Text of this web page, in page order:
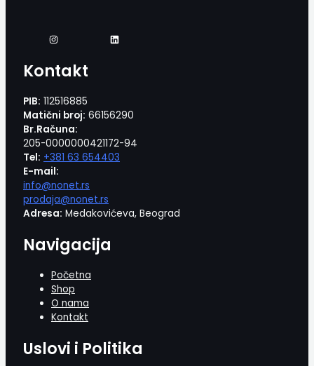
Kontakt
PIB: 112516885
Matični broj: 66156290
Br.Računa:
205-0000000421172-94
Tel: +381 63 654403
E-mail:
info@nonet.rs
prodaja@nonet.rs
Adresa: Medakovićeva, Beograd
Navigacija
Početna
Shop
O nama
Kontakt
Uslovi i Politika